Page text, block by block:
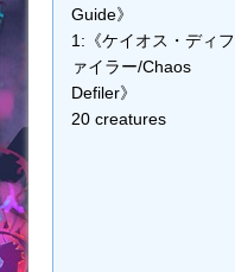
Guide》
1:《ケイオス・ディフ
ァイラー/Chaos
Defiler》
20 creatures